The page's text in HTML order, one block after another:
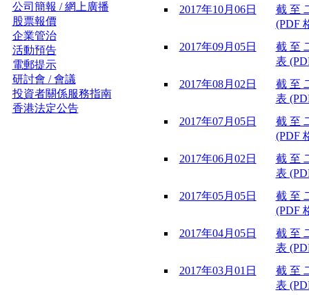
公司簡報 / 網上廣播
股票報價
企業管治
活動預告
電郵提示
研討會 / 會議
投資者關係服務指南
香港法定公告
2017年10月06日
截 至
(PDF
2017年09月05日
截 至
表
2017年08月02日
截 至
表
2017年07月05日
截 至
(PDF
2017年06月02日
截 至
表
2017年05月05日
截 至
(PDF
2017年04月05日
截 至
表
2017年03月01日
截 至
表